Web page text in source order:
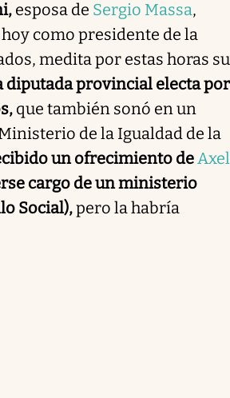
esposa de Sergio Massa,
como presidente de la
medita por estas horas su
diputada provincial electa por
que también sonó en un
de la Igualdad de la
un ofrecimiento deAxel
cargo de un ministerio
Social),pero la habría